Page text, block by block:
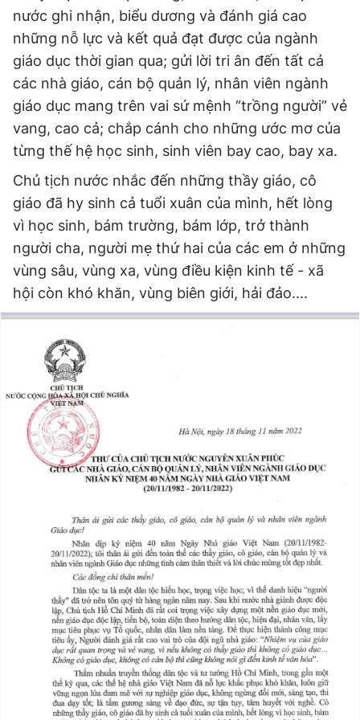
© 2003-2026 Bản quyền thuộc về Báo Thanh Niên. Cấm sao
chép dưới mọi hình thức nếu không có sự chấp thuận bằng văn
bản. Phát triển bởi ePi Technologies, JSC.
nước ghi nhận, biểu dương và đánh giá cao
những nỗ lực và kết quả đạt được của ngành
giáo dục thời gian qua; gửi lời tri ân đến tất cả
các nhà giáo, cán bộ quản lý, nhân viên ngành
giáo dục mang trên vai sứ mệnh “trồng người” vẻ
vang, cao cả; chắp cánh cho những ước mơ của
từng thế hệ học sinh, sinh viên bay cao, bay xa.
Chủ tịch nước nhắc đến những thầy giáo, cô
giáo đã hy sinh cả tuổi xuân của mình, hết lòng
vì học sinh, bám trường, bám lớp, trở thành
người cha, người mẹ thứ hai của các em ở những
vùng sâu, vùng xa, vùng điều kiện kinh tế - xã
hội còn khó khăn, vùng biên giới, hải đảo....